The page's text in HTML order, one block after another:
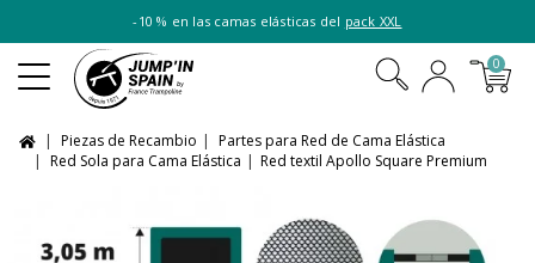
-10 % en las camas elásticas del pack XXL
0
Piezas de Recambio
Partes para Red de Cama Elástica
Red Sola para Cama Elástica
Red textil Apollo Square Premium